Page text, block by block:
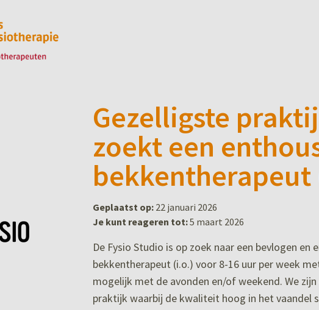
Gezelligste
zoekt een
bekkentherapeut
Geplaatst op:22 januari 2026
Je kunt reageren tot:5 maart 2026
De Fysio Studio is op zoek naar een bevlogen en
bekkentherapeut (i.o.) voor 8-16 uur per week
mogelijk met de avonden en/of weekend. We
praktijk waarbij de kwaliteit hoog in het vaandel